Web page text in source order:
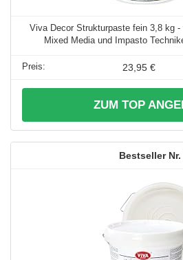
Viva Decor Strukturpaste fein 3,8 kg
Mixed Media und Impasto
23,95 €
ZUM TOP